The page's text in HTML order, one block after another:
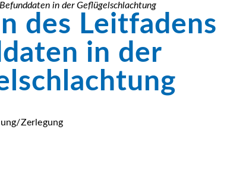
in der Geflügelschlachtung
des Leitfadens
in der
Zerlegung